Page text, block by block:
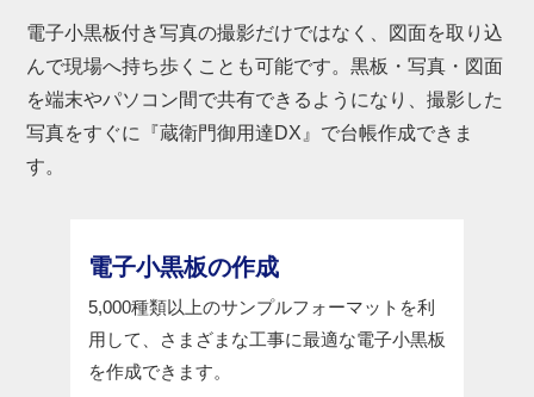
電子小黒板付き写真の撮影だけではなく、図面を取り込
んで現場へ持ち歩くことも可能です。黒板・写真・図面
を端末やパソコン間で共有できるようになり、撮影した
写真をすぐに『蔵衛門御用達DX』で台帳作成できま
す。
電子小黒板の作成
5,000種類以上のサンプルフォーマットを利
用して、さまざまな工事に最適な電子小黒板
を作成できます。